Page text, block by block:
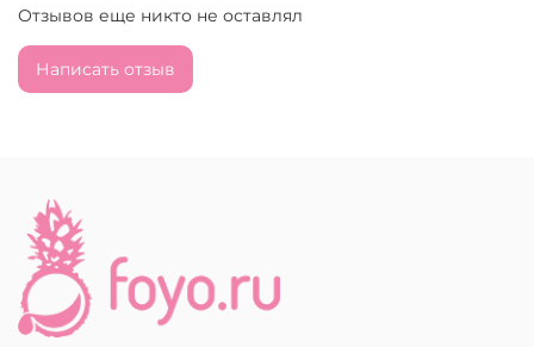
Отзывов еще никто не оставлял
Написать отзыв